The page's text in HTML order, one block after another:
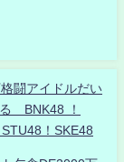
闘アイドルだい
BNK48 ！
！SKE48